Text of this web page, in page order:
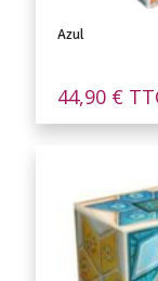
Azul
44,90 €